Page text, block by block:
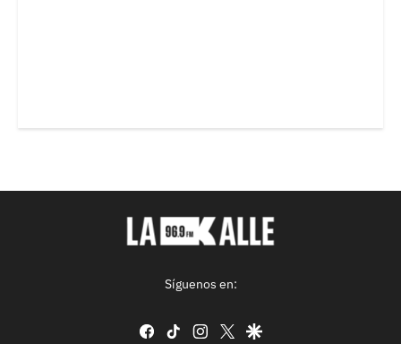
Síguenos en:
facebook
tiktok instagram
twittergoogle